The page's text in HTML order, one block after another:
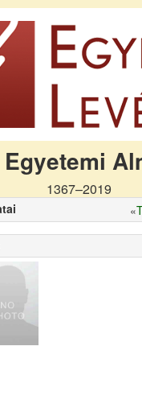
1367–2019
«